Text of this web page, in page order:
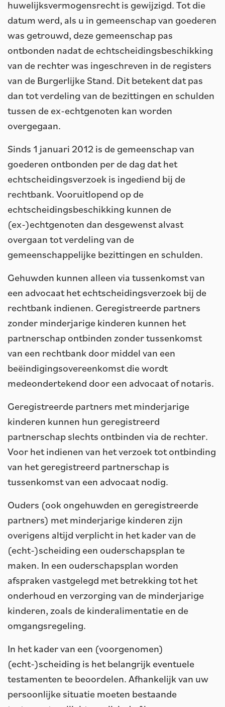
huwelijksvermogensrecht is gewijzigd. Tot die
datum werd, als u in gemeenschap van goederen
was getrouwd, deze gemeenschap pas
ontbonden nadat de echtscheidingsbeschikking
van de rechter was ingeschreven in de registers
van de Burgerlijke Stand. Dit betekent dat pas
dan tot verdeling van de bezittingen en schulden
tussen de ex-echtgenoten kan worden
overgegaan.
Sinds 1 januari 2012 is de gemeenschap van
goederen ontbonden per de dag dat het
echtscheidingsverzoek is ingediend bij de
rechtbank. Vooruitlopend op de
echtscheidingsbeschikking kunnen de
(ex-)echtgenoten dan desgewenst alvast
overgaan tot verdeling van de
gemeenschappelijke bezittingen en schulden.
Gehuwden kunnen alleen via tussenkomst van
een advocaat het echtscheidingsverzoek bij de
rechtbank indienen. Geregistreerde partners
zonder minderjarige kinderen kunnen het
partnerschap ontbinden zonder tussenkomst
van een rechtbank door middel van een
beëindigingsovereenkomst die wordt
medeondertekend door een advocaat of notaris.
Geregistreerde partners met minderjarige
kinderen kunnen hun geregistreerd
partnerschap slechts ontbinden via de rechter.
Voor het indienen van het verzoek tot ontbinding
van het geregistreerd partnerschap is
tussenkomst van een advocaat nodig.
Ouders (ook ongehuwden en geregistreerde
partners) met minderjarige kinderen zijn
overigens altijd verplicht in het kader van de
(echt-)scheiding een ouderschapsplan te
maken. In een ouderschapsplan worden
afspraken vastgelegd met betrekking tot het
onderhoud en verzorging van de minderjarige
kinderen, zoals de kinderalimentatie en de
omgangsregeling.
In het kader van een (voorgenomen)
(echt-)scheiding is het belangrijk eventuele
testamenten te beoordelen. Afhankelijk van uw
persoonlijke situatie moeten bestaande